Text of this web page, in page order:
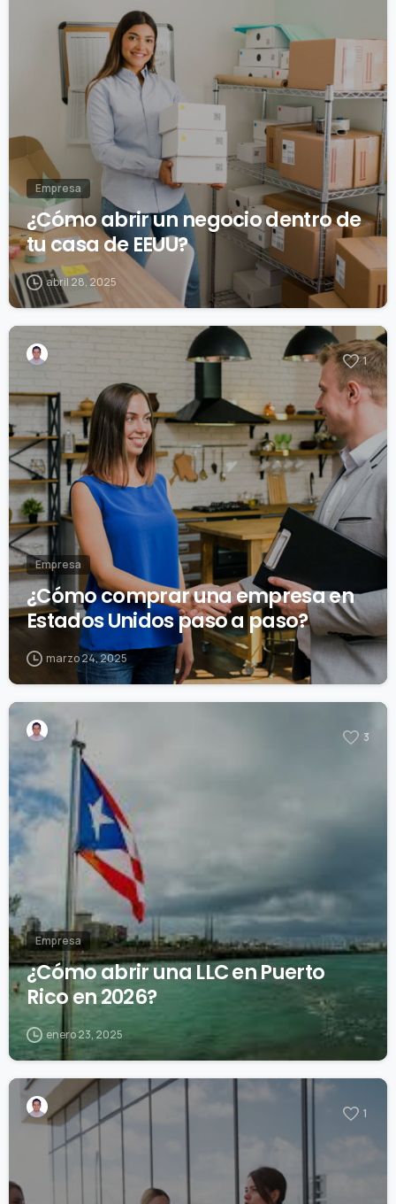
Empresa
¿Cómo abrir un negocio dentro de
tu casa de EEUU?
abril 28, 2025
1
Empresa
¿Cómo comprar una empresa en
Estados Unidos paso a paso?
marzo 24, 2025
3
Empresa
¿Cómo abrir una LLC en Puerto
Rico en 2026?
enero 23, 2025
1